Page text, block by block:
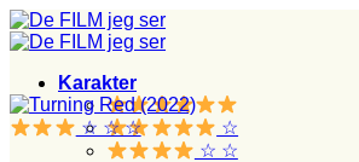
Fortsæt
til
Karakter
☆
☆ ☆
☆ ☆ ☆